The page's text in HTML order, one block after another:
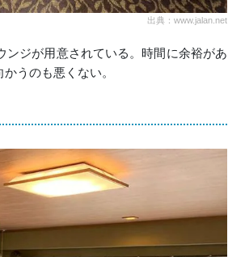
出典：www.jalan.net
ジが用意されている。時間に余裕があ
うのも悪くない。